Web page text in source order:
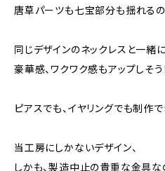
唐草パーツも七宝部分も揺れるの
同じデザインのネックレスと一緒
豪華感、ワクワク感もアップしそう
ピアスでも、イヤリングでも制作で
当工房にしかないデザイン、
しかも、製造中止の貴重な金具な